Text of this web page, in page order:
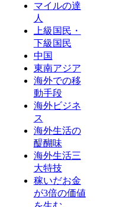
マイルの達
人
上級国民・
下級国民
中国
東南アジア
海外での移
動手段
海外ビジネ
ス
海外生活の
醍醐味
海外生活三
大特技
稼いだお金
が3倍の価値